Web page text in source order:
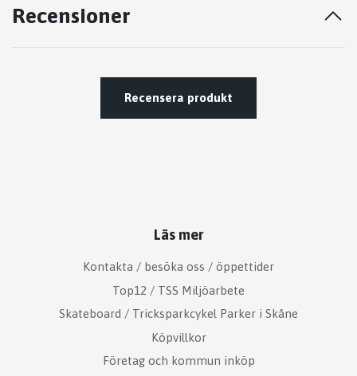
Recensioner
Recensera produkt
Läs mer
Kontakta / besöka oss / öppettider
Top12 / TSS Miljöarbete
Skateboard / Tricksparkcykel Parker i Skåne
Köpvillkor
Företag och kommun inköp